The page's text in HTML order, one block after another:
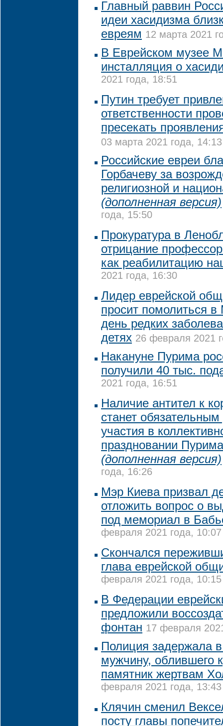
Главный раввин
идеи хасидизма
евреям 12 марта 2021
В Еврейском музее
инсталляция о
2021 года, 18:51
Путин требует
ответственности
пресекать
03 марта 2021 года, 14:13
Российские евреи
Горбачеву за
религиозной и
(дополненная версия)
года, 15:50
Прокуратура в
отрицание
как реабилитацию
2021 года, 16:30
Лидер еврейской
просит помолиться
день редких
детях 26 февраля 2021
Накануне Пурима
получили 40 тыс.
2021 года, 16:51
Наличие антител к
станет
участия в
праздновании
(дополненная версия)
года, 16:26
Мэр Киева призвал
отложить вопрос о
под мемориал в
февраля 2021 года, 10:07
Скончался
глава еврейской
февраля 2021 года, 10:15
В Федерации
предложили
фонтан 17 февраля
Полиция задержала
мужчину, облившего
памятник жертвам
февраля 2021 года, 13:43
Клячин сменил
посту главы